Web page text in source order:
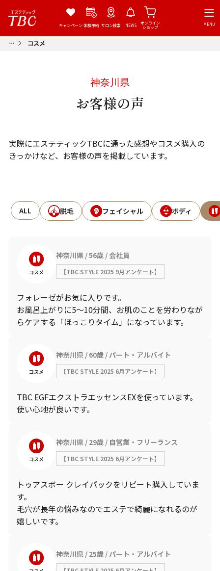
キャンペーン体験予約 サロン検索 NEWS
オンライン
ショップ
MENU
コスメ
神奈川県
お客様の声
実際にエステティックTBCに通った感想やコスメ購入の
きっかけなど、お客様の声を掲載しています。
ALL 脱毛 フェイシャル ボディ
コスメ
神奈川県 56歳 会社員
【TBC STYLE 2025 9月アンケート】
フォレーゼがお気に入りです。
お風呂上がりに5～10分間、お肌のことを労わりなが
らケアする「ほっこりタイム」になっています。
コスメ
神奈川県 60歳 パート・アルバイト
【TBC STYLE 2025 6月アンケート】
TBC EGFエクストラエッセンスEXを使っています。
使い心地が良いです。
コスメ
神奈川県 29歳 自営業・フリーランス
【TBC STYLE 2025 6月アンケート】
トゥアスボー クレイパックをリピート購入していま
す。
毛穴が長年の悩みなのでエステで綺麗になれるのが
嬉しいです。
神奈川県 25歳 パート・アルバイト